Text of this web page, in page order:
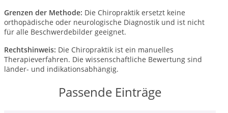
Grenzen der Methode: Die Chiropraktik ersetzt keine
orthopädische oder neurologische Diagnostik und ist nicht
für alle Beschwerdebilder geeignet.
Rechtshinweis: Die Chiropraktik ist ein manuelles
Therapieverfahren. Die wissenschaftliche Bewertung sind
länder- und indikationsabhängig.
Passende Einträge